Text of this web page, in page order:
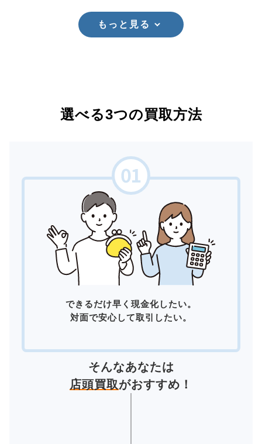
もっと見る
選べる3つの買取方法
できるだけ早く現金化したい。
対面で安心して取引したい。
そんなあなたは
店頭買取がおすすめ！